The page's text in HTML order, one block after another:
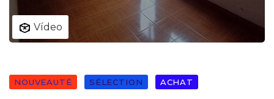
Vídeo
NOUVEAUTÉ SÉLECTION ACHAT